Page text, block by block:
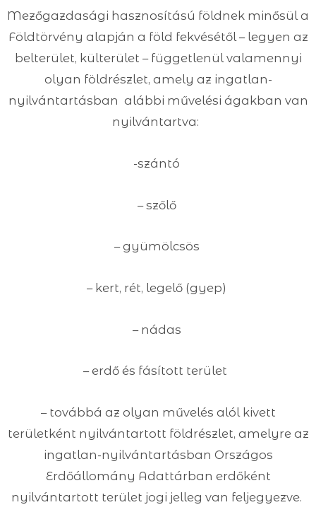
Mezőgazdasági hasznosítású földnek minősül a
Földtörvény alapján a föld fekvésétől – legyen az
belterület, külterület – függetlenül valamennyi
olyan földrészlet, amely az ingatlan-
nyilvántartásban alábbi művelési ágakban van
nyilvántartva:
-szántó
– szőlő
– gyümölcsös
– kert, rét, legelő (gyep)
– nádas
– erdő és fásított terület
– továbbá az olyan művelés alól kivett
területként nyilvántartott földrészlet, amelyre az
ingatlan-nyilvántartásban Országos
Erdőállomány Adattárban erdőként
nyilvántartott terület jogi jelleg van feljegyezve.